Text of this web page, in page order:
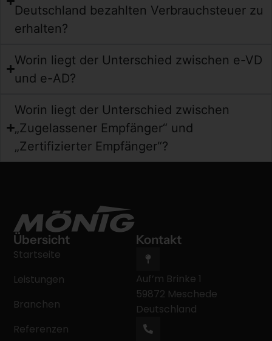
Deutschland bezahlten Verbrauchsteuer zu
erhalten?
Worin liegt der Unterschied zwischen e-VD
und e-AD?
Worin liegt der Unterschied zwischen
„Zugelassener Empfänger“ und
„Zertifizierter Empfänger“?
Übersicht
Startseite
Leistungen
Branchen
Referenzen
Kontakt
Auf’m Brinke 1
59872 Meschede
Deutschland